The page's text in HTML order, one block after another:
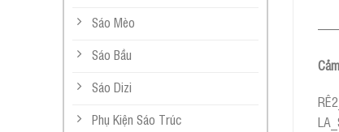
Sáo Mèo
Sáo Bầu
Sáo Dizi
Phụ Kiện Sáo Trúc